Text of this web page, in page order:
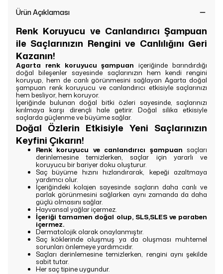
Ürün Açıklaması
Renk Koruyucu ve Canlandırıcı Şampuan
ile Saçlarınızın Rengini ve Canlılığını Geri
Kazanın!
Agarta renk koruyucu şampuan içeriğinde barındırdığı
doğal bileşenler sayesinde saçlarınızın hem kendi rengini
koruyup, hem de canlı görünmesini sağlayan Agarta doğal
şampuan renk koruyucu ve canlandırıcı etkisiyle saçlarınızı
hem besliyor, hem koruyor.
İçeriğinde bulunan doğal bitki özleri sayesinde, saçlarınızı
kırılmaya karşı dirençli hale getirir. Doğal silika etkisiyle
saçlarda güçlenme ve büyüme sağlar.
Doğal Özlerin Etkisiyle Yeni Saçlarınızın
Keyfini Çıkarın!
Renk koruyucu ve canlandırıcı şampuan saçları
derinlemesine temizlerken, saçlar için yararlı ve
koruyucu bir bariyer doku oluşturur.
Saç büyüme hızını hızlandırarak, kepeği azaltmaya
yardımcı olur.
İçeriğindeki kolajen sayesinde saçların daha canlı ve
parlak görünmesini sağlarken aynı zamanda da daha
güçlü olmasını sağlar.
Hayvansal yağlar içermez.
İçeriği tamamen doğal olup, SLS,SLES ve paraben
içermez.
Dermatolojik olarak onaylanmıştır.
Saç köklerinde oluşmuş ya da oluşması muhtemel
sorunları önlemeye yardımcıdır.
Saçları derinlemesine temizlerken, rengini aynı şekilde
sabit tutar.
Her saç tipine uygundur.